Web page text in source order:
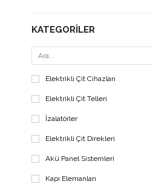
KATEGORILER
Elektrikli Çit Cihazları
Elektrikli Çit Telleri
İzalatörler
Elektrikli Çit Direkleri
Akü Panel Sistemleri
Kapı Elemanları